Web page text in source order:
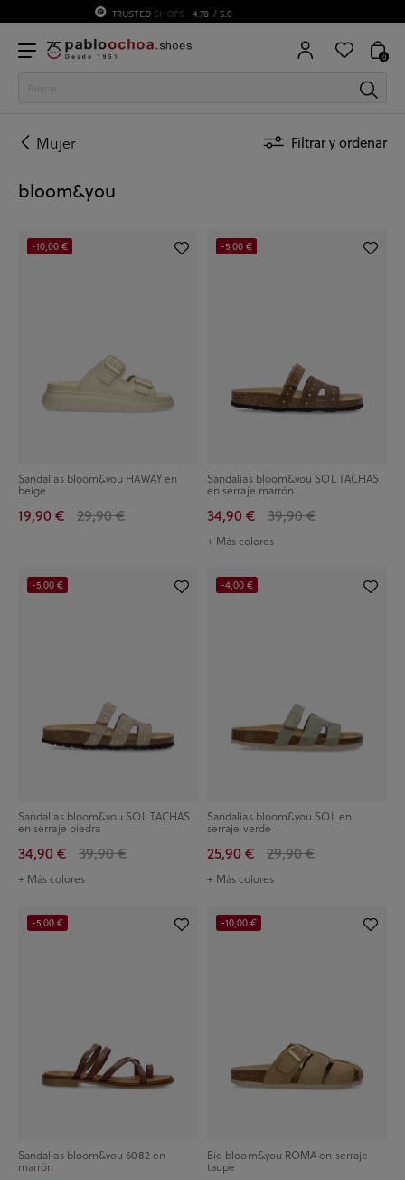
75 ANIVERSARIO | Desde 1951 pabloochoa.shoes
0
Mujer Filtrar y ordenar
bloom&you
Sandalias bloom&you HAWAY en
beige
19,90 € 29,90 €
-10,00 €
Sandalias bloom&you SOL TACHAS
en serraje marrón
34,90 € 39,90 €
+ Más colores
-5,00 €
Sandalias bloom&you SOL TACHAS
en serraje piedra
34,90 € 39,90 €
+ Más colores
-5,00 €
Sandalias bloom&you SOL en
serraje verde
25,90 € 29,90 €
+ Más colores
-4,00 €
Sandalias bloom&you 6082 en
marrón
-5,00 €
Bio bloom&you ROMA en serraje
taupe
-10,00 €